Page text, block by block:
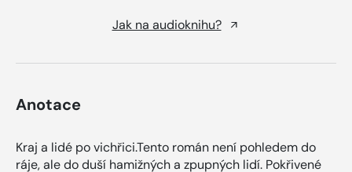
Jak na audioknihu?
Anotace
Kraj a lidé po vichřici.Tento román není pohledem do
ráje, ale do duší hamižných a zpupných lidí. Pokřivené